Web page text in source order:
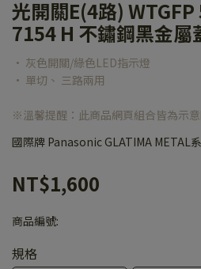
光開關E(4路)
7154 H 不鏽鋼黑金屬
• 灰色開關/綠色LED指示燈
• 單切、 三路兩用
※溫馨提醒：此商品網頁組合皆為示
國際牌 Panasonic GLATIMA METAL
NT$1,600
商品編號:
規格